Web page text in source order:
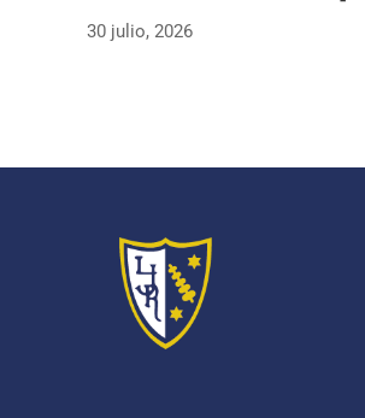
30 julio, 2026